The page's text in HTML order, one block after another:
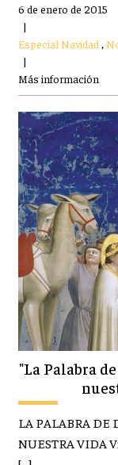
6 de enero de 2015
|
Especial Navidad ,
|
Más información
"La Palabra
LA PALABRA DE
NUESTRA VIDA